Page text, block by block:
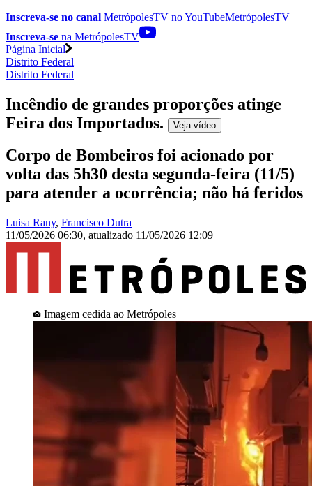
Inscreva-se no canal MetrópolesTV noYouTubeMetrópolesTV
Inscreva-se na MetrópolesTV
Página Inicial
Distrito Federal
Distrito Federal
Incêndio de grandes proporções atinge
Feira dos Importados. Veja vídeo
Corpo de Bombeiros foi acionado por
volta das 5h30 desta segunda-feira (11/5)
para atender a ocorrência; não há feridos
Luisa Rany, Francisco Dutra
11/05/2026 06:30, atualizado 11/05/2026 12:09
Imagem cedida ao Metrópoles